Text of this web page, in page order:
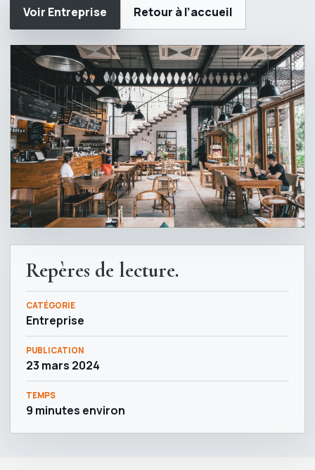
Voir Entreprise Retour à l’accueil
Repères de lecture.
CATÉGORIE
Entreprise
PUBLICATION
23 mars 2024
TEMPS
9 minutes environ